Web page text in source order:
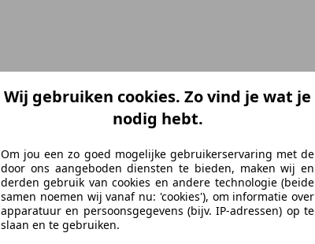
Wij gebruiken cookies. Zo vind je wat je
nodig hebt.
Om jou een zo goed mogelijke gebruikerservaring met de
door ons aangeboden diensten te bieden, maken wij en
derden gebruik van cookies en andere technologie (beide
samen noemen wij vanaf nu: 'cookies'), om informatie over
apparatuur en persoonsgegevens (bijv. IP-adressen) op te
slaan en te gebruiken.